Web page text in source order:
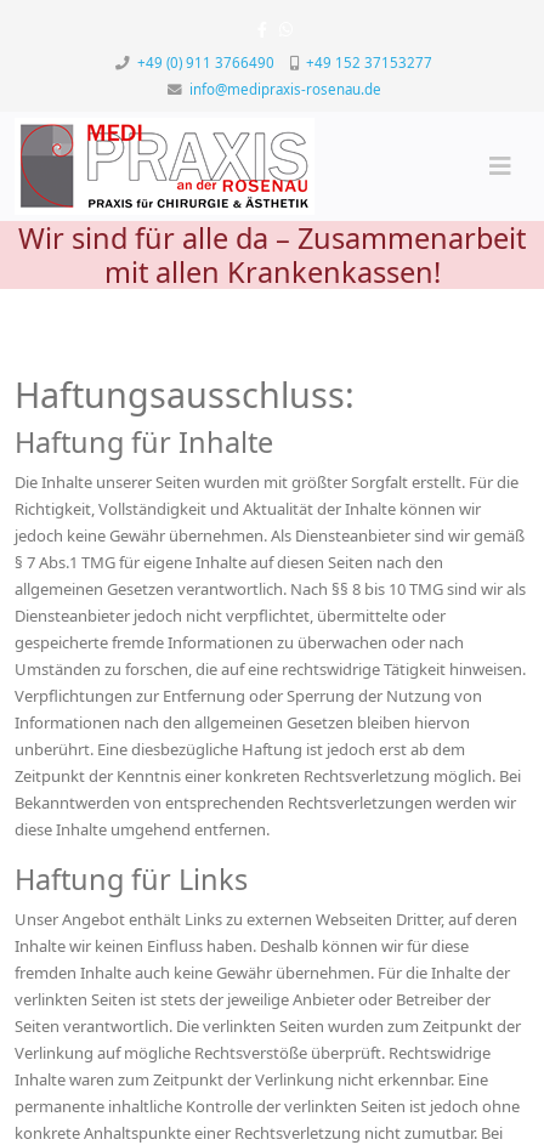
+49 (0) 911 3766490
+49 152 37153277
info@medipraxis-rosenau.de
Wir sind für alle da – Zusammenarbeit
mit allen Krankenkassen!
Haftungsausschluss:
Haftung für Inhalte
Die Inhalte unserer Seiten wurden mit größter Sorgfalt erstellt. Für die
Richtigkeit, Vollständigkeit und Aktualität der Inhalte können wir
jedoch keine Gewähr übernehmen. Als Diensteanbieter sind wir gemäß
§ 7 Abs.1 TMG für eigene Inhalte auf diesen Seiten nach den
allgemeinen Gesetzen verantwortlich. Nach §§ 8 bis 10 TMG sind wir als
Diensteanbieter jedoch nicht verpflichtet, übermittelte oder
gespeicherte fremde Informationen zu überwachen oder nach
Umständen zu forschen, die auf eine rechtswidrige Tätigkeit hinweisen.
Verpflichtungen zur Entfernung oder Sperrung der Nutzung von
Informationen nach den allgemeinen Gesetzen bleiben hiervon
unberührt. Eine diesbezügliche Haftung ist jedoch erst ab dem
Zeitpunkt der Kenntnis einer konkreten Rechtsverletzung möglich. Bei
Bekanntwerden von entsprechenden Rechtsverletzungen werden wir
diese Inhalte umgehend entfernen.
Haftung für Links
Unser Angebot enthält Links zu externen Webseiten Dritter, auf deren
Inhalte wir keinen Einfluss haben. Deshalb können wir für diese
fremden Inhalte auch keine Gewähr übernehmen. Für die Inhalte der
verlinkten Seiten ist stets der jeweilige Anbieter oder Betreiber der
Seiten verantwortlich. Die verlinkten Seiten wurden zum Zeitpunkt der
Verlinkung auf mögliche Rechtsverstöße überprüft. Rechtswidrige
Inhalte waren zum Zeitpunkt der Verlinkung nicht erkennbar. Eine
permanente inhaltliche Kontrolle der verlinkten Seiten ist jedoch ohne
konkrete Anhaltspunkte einer Rechtsverletzung nicht zumutbar. Bei